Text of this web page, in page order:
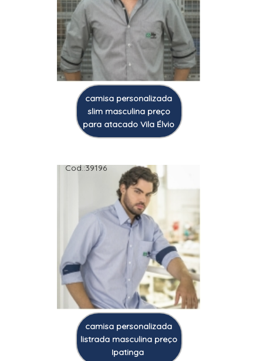
camisa personalizada
slim masculina preço
para atacado Vila Élvio
Cod.:39196
camisa personalizada
listrada masculina preço
Ipatinga